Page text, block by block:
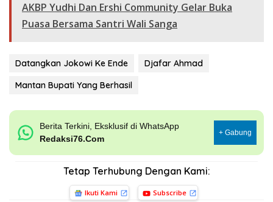
AKBP Yudhi Dan Ershi Community Gelar Buka
Puasa Bersama Santri Wali Sanga
Datangkan Jokowi Ke Ende
Djafar Ahmad
Mantan Bupati Yang Berhasil
Berita Terkini, Eksklusif di WhatsApp
Redaksi76.Com
+ Gabung
Tetap Terhubung Dengan Kami:
Ikuti Kami Subscribe